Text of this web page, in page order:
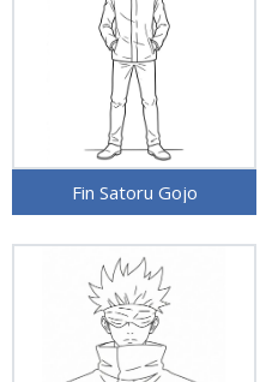
Fin Satoru Gojo